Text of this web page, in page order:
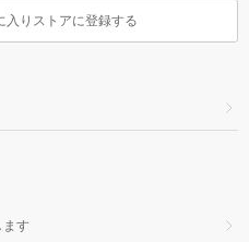
入りストアに登録する
す